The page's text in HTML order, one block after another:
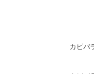
カピバ